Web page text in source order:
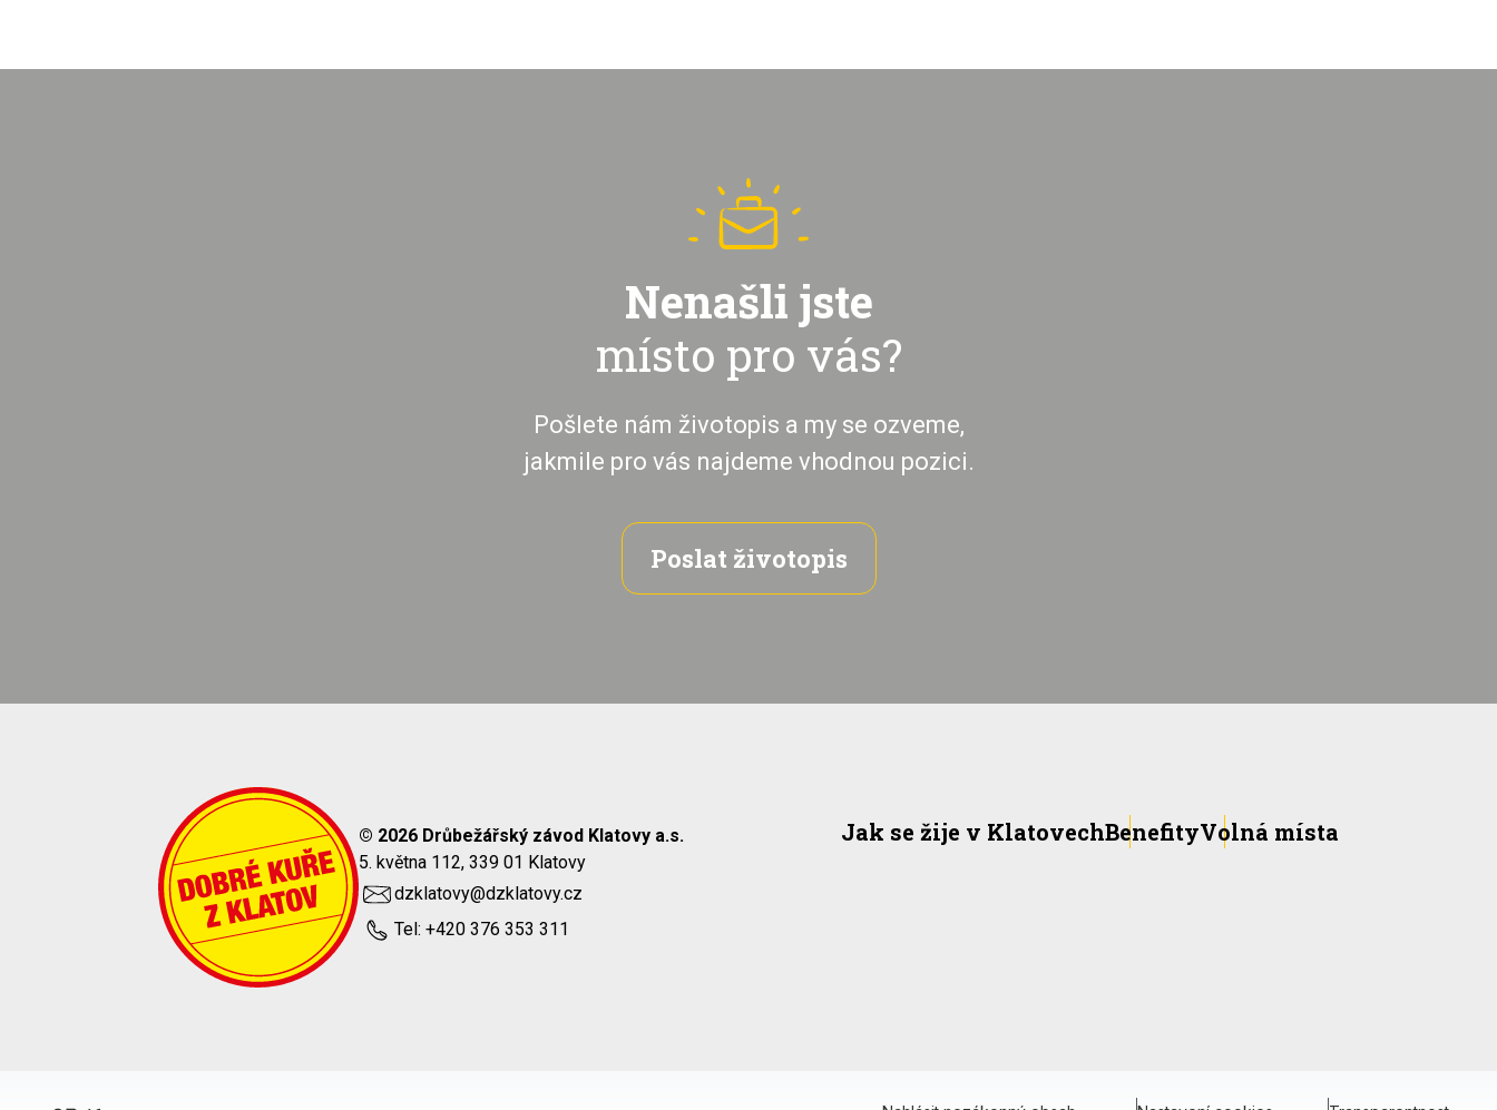
Nenašli jste
místo pro vás?
Pošlete nám životopis a my se ozveme,
jakmile pro vás najdeme vhodnou pozici.
Poslat životopis
© 2026 Drůbežářský závod Klatovy a.s.
5. května 112, 339 01 Klatovy
dzklatovy@dzklatovy.cz
Tel: +420 376 353 311
Jak se žije v KlatovechBenefityVolná místa